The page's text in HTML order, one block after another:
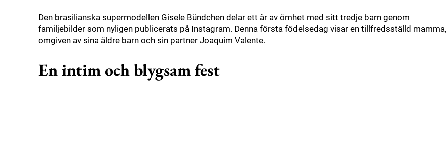
Den brasilianska supermodellen Gisele Bündchen delar ett år av ömhet med sitt tredje barn genom
familjebilder som nyligen publicerats på Instagram. Denna första födelsedag visar en tillfredsställd mamma,
omgiven av sina äldre barn och sin partner Joaquim Valente.
En intim och blygsam fest